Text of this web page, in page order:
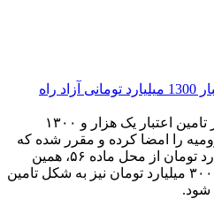
معاون اول رئیس جمهور دستور تامین اعتبار یک هزار و ۱۳۰۰
را امضا کرده و مقرر شده که
از مجموع این مصوبه ۵۰۰ میلیارد تومان از محل ماده ۵۶، همین
مقدار به شکل پرداخت نقدی و ۳۰۰ میلیارد تومان نیز به شکل تامین
شود.